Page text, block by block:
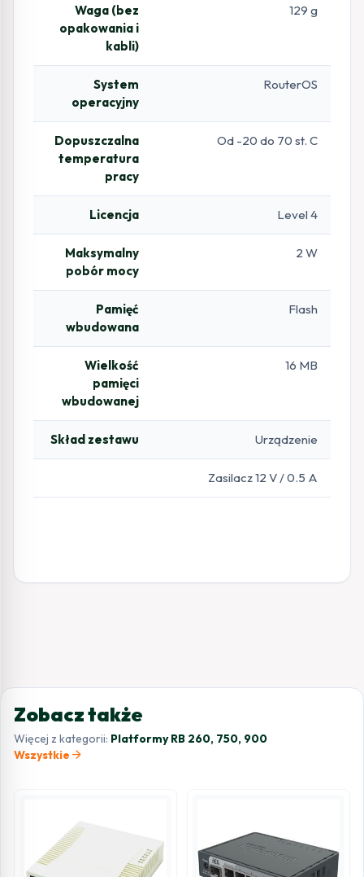
Waga (bez
opakowania i
kabli)
129 g
System
operacyjny
RouterOS
Dopuszczalna
temperatura
pracy
Od -20 do 70 st. C
Licencja Level 4
Maksymalny
pobór mocy
2 W
Pamięć
wbudowana
Flash
Wielkość
pamięci
wbudowanej
16 MB
Skład zestawu Urządzenie
Zasilacz 12 V / 0.5 A
Zobacz także
Więcej z kategorii: Platformy RB 260, 750, 900
Wszystkie arrow_forward